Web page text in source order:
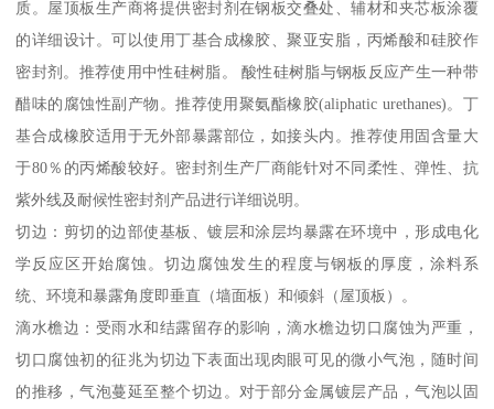
质。屋顶板生产商将提供密封剂在钢板交叠处、辅材和夹芯板涂覆
的详细设计。可以使用丁基合成橡胶、聚亚安脂，丙烯酸和硅胶作
密封剂。推荐使用中性硅树脂。 酸性硅树脂与钢板反应产生一种带
醋味的腐蚀性副产物。推荐使用聚氨酯橡胶(aliphatic urethanes)。丁
基合成橡胶适用于无外部暴露部位，如接头内。推荐使用固含量大
于80％的丙烯酸较好。密封剂生产厂商能针对不同柔性、弹性、抗
紫外线及耐候性密封剂产品进行详细说明。
切边：剪切的边部使基板、镀层和涂层均暴露在环境中，形成电化
学反应区开始腐蚀。切边腐蚀发生的程度与钢板的厚度，涂料系
统、环境和暴露角度即垂直（墙面板）和倾斜（屋顶板）。
滴水檐边：受雨水和结露留存的影响，滴水檐边切口腐蚀为严重，
切口腐蚀初的征兆为切边下表面出现肉眼可见的微小气泡，随时间
的推移，气泡蔓延至整个切边。对于部分金属镀层产品，气泡以固